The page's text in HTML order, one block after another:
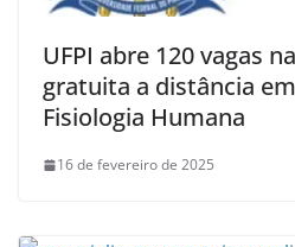
UFPI abre 120 vagas
gratuita a distância
Fisiologia Humana
16 de fevereiro de 2025